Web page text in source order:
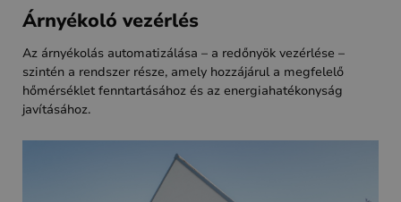
Árnyékoló vezérlés
Az árnyékolás automatizálása – a redőnyök vezérlése –
szintén a rendszer része, amely hozzájárul a megfelelő
hőmérséklet fenntartásához és az energiahatékonyság
javításához.